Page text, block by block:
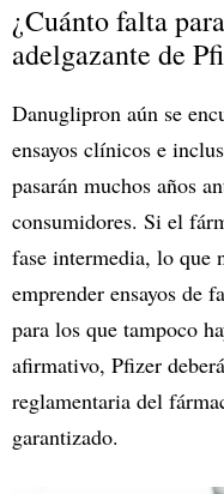
¿Cuánto falta
adelgazante de
Danuglipron aún se
ensayos clínicos e
pasarán muchos años
consumidores. Si el
fase intermedia, lo que
emprender ensayos de
para los que tampoco
afirmativo, Pfizer
reglamentaria del
garantizado.